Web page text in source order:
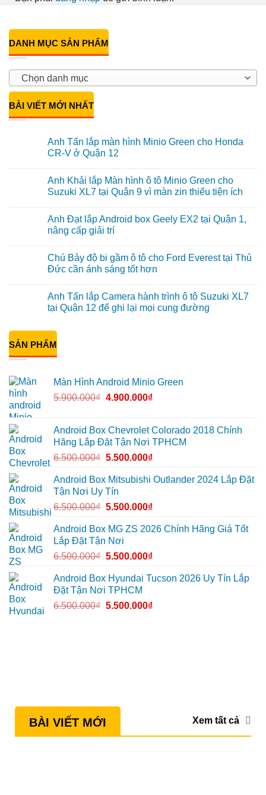
DANH MỤC SẢN PHẨM
Chọn danh mục
BÀI VIẾT MỚI NHẤT
Anh Tấn lắp màn hình Minio Green cho Honda
CR-V ở Quận 12
bình
luận
ở
lắp
màn
hình
cho
Honda
CR-
Quận
12
Anh Khải lắp Màn hình ô tô Minio Green cho
Suzuki XL7 tại Quận 9 vì màn zin thiếu tiện ích
bình
luận
ở
lắp
Màn
hình
Minio
Green
cho
Quận
9
vì
thiếu
ích
Anh Đạt lắp Android box Geely EX2 tại Quận 1,
nâng cấp giải trí
bình
luận
ở
lắp
Android
box
Quận
1,
nâng
Chú Bảy độ bi gầm ô tô cho Ford Everest tại Thủ
Đức cần ánh sáng tốt hơn
bình
luận
ở
bi
gầm
ô
Ford
ánh
sáng
Anh Tấn lắp Camera hành trình ô tô Suzuki XL7
tại Quận 12 để ghi lại mọi cung đường
bình
luận
ở
Anh
Camera
trình
XL7
Quận
để
ghi
mọi
cung
đường
SẢN PHẨM
Màn Hình Android Minio Green
5.900.000₫ 4.900.000₫
Android Box Chevrolet Colorado 2018 Chính
Hãng Lắp Đặt Tận Nơi TPHCM
6.500.000₫ 5.500.000₫
Android Box Mitsubishi Outlander 2024 Lắp Đặt
Tận Nơi Uy Tín
6.500.000₫ 5.500.000₫
Android Box MG ZS 2026 Chính Hãng Giá Tốt
Lắp Đặt Tận Nơi
6.500.000₫ 5.500.000₫
Android Box Hyundai Tucson 2026 Uy Tín Lắp
Đặt Tận Nơi TPHCM
6.500.000₫ 5.500.000₫
BÀI VIẾT MỚI Xem tất cả